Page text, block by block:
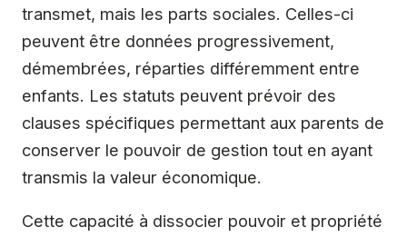
transmet, mais les parts sociales. Celles-ci
peuvent être données progressivement,
démembrées, réparties différemment entre
enfants. Les statuts peuvent prévoir des
clauses spécifiques permettant aux parents de
conserver le pouvoir de gestion tout en ayant
transmis la valeur économique.
Cette capacité à dissocier pouvoir et propriété